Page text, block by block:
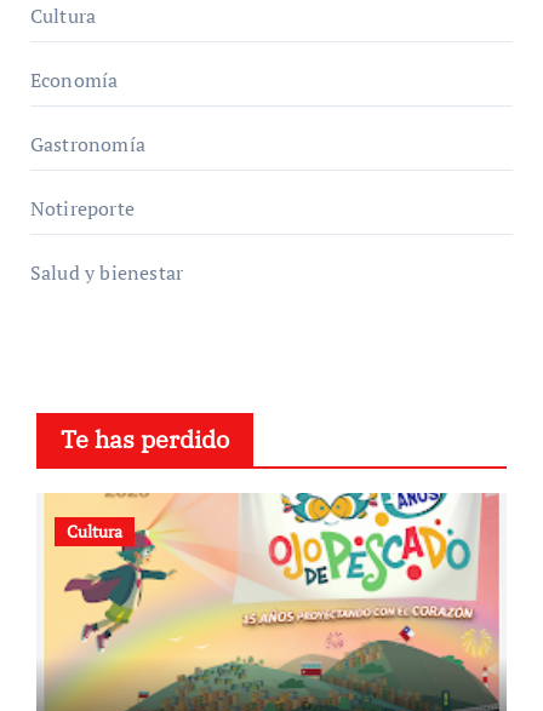
Cultura
Economía
Gastronomía
Notireporte
Salud y bienestar
Te has perdido
Cultura